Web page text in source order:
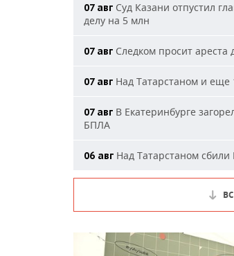
07 авг Суд Казани отпустил
делу на 5 млн
07 авг Следком просит ареста
07 авг Над Татарстаном и еще
07 авг В Екатеринбурге
БПЛА
06 авг Над Татарстаном